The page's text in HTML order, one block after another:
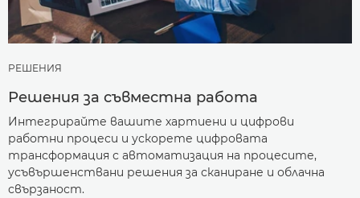
РЕШЕНИЯ
Решения за съвместна работа
Интегрирайте вашите хартиени и цифрови
работни процеси и ускорете цифровата
трансформация с автоматизация на процесите,
усъвършенствани решения за сканиране и облачна
свързаност.